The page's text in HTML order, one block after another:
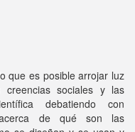
que es posible arrojar luz
sociales y las
debatiendo con
acerca de qué son las